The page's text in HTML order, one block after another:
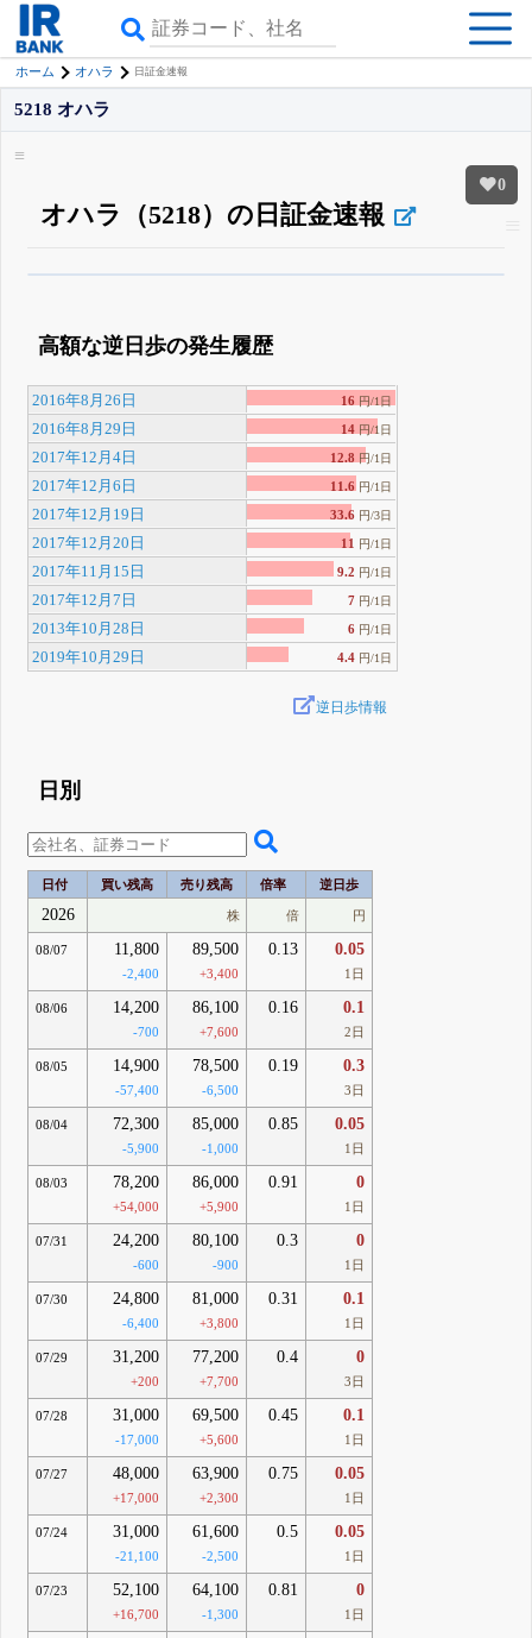
ホーム オハラ 日証金速報
0
5218 オハラ
オハラ（5218）の日証金速報
登録すると永久30%OFFと米株版の先行利用も付きます
高額な逆日歩の発生履歴
2016年8月26日 16 円/1日
2016年8月29日 14 円/1日
2017年12月4日 12.8 円/1日
2017年12月6日 11.6 円/1日
2017年12月19日 33.6 円/3日
2017年12月20日 11 円/1日
2017年11月15日 9.2 円/1日
2017年12月7日 7 円/1日
2013年10月28日 6 円/1日
2019年10月29日 4.4 円/1日
逆日歩情報
日別
日付 買い残高 売り残高 倍率 逆日歩
2026 株 倍 円
08/07 11,800
-2,400
89,500
+3,400
0.13 0.05
1日
08/06 14,200
-700
86,100
+7,600
0.16 0.1
2日
08/05 14,900
-57,400
78,500
-6,500
0.19 0.3
3日
08/04 72,300
-5,900
85,000
-1,000
0.85 0.05
1日
08/03 78,200
+54,000
86,000
+5,900
0.91 0
1日
07/31 24,200
-600
80,100
-900
0.3 0
1日
07/30 24,800
-6,400
81,000
+3,800
0.31 0.1
1日
07/29 31,200
+200
77,200
+7,700
0.4 0
3日
07/28 31,000
-17,000
69,500
+5,600
0.45 0.1
1日
07/27 48,000
+17,000
63,900
+2,300
0.75 0.05
1日
07/24 31,000
-21,100
61,600
-2,500
0.5 0.05
1日
07/23 52,100
+16,700
64,100
-1,300
0.81 0
1日